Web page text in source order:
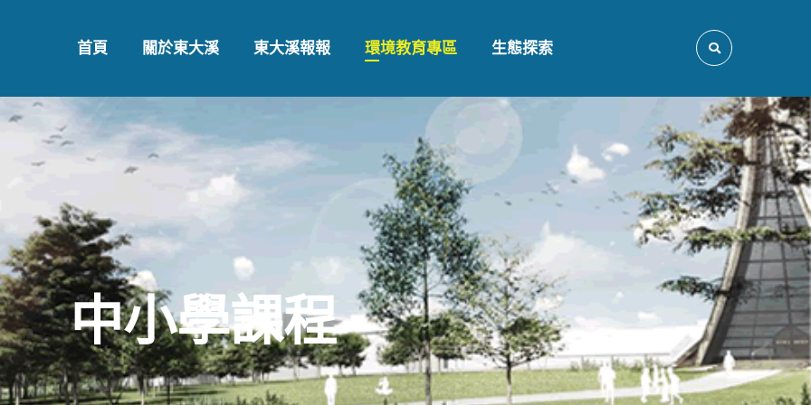
首頁 關於東大溪 東大溪報報 環境教育專區 生態探索
中小學課程